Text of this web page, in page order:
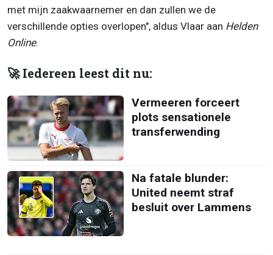
met mijn zaakwaarnemer en dan zullen we de
verschillende opties overlopen", aldus Vlaar aan Helden
Online.
🚀 Iedereen leest dit nu:
Vermeeren forceert
plots sensationele
transferwending
Na fatale blunder:
United neemt straf
besluit over Lammens